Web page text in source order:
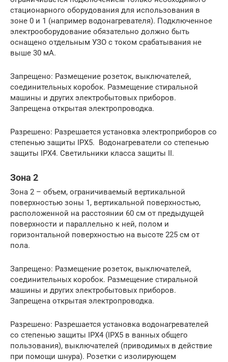
стационарного оборудования для использования в
зоне 0 и 1 (например водонагревателя). Подключенное
электрооборудование обязательно должно быть
оснащено отдельным УЗО с током срабатывания не
выше 30 мА.
Запрещено: Размещение розеток, выключателей,
соединительных коробок. Размещение стиральной
машины и других электробытовых приборов.
Запрещена открытая электропроводка.
Разрешено: Разрешается установка электроприборов со
степенью защиты IPX5. Водонагреватели со степенью
защиты IPX4. Светильники класса защиты II.
Зона 2
Зона 2 – объем, ограничиваемый вертикальной
поверхностью зоны 1, вертикальной поверхностью,
расположенной на расстоянии 60 см от предыдущей
поверхности и параллельно к ней, полом и
горизонтальной поверхностью на высоте 225 см от
пола.
Запрещено: Размещение розеток, выключателей,
соединительных коробок. Размещение стиральной
машины и других электробытовых приборов.
Запрещена открытая электропроводка.
Разрешено: Разрешается установка водонагревателей
со степенью защиты IPX4 (IPX5 в ванных общего
пользования), выключателей (приводимых в действие
при помощи шнура). Розетки с изолирующем